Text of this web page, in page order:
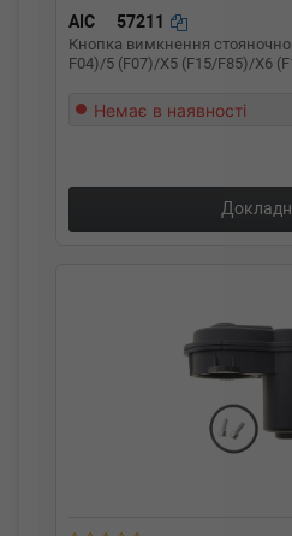
AIC 57211
Кнопка вимкнення
F04)/5 (F07)/X5 (F15/F85)/X6
Немає в наявності